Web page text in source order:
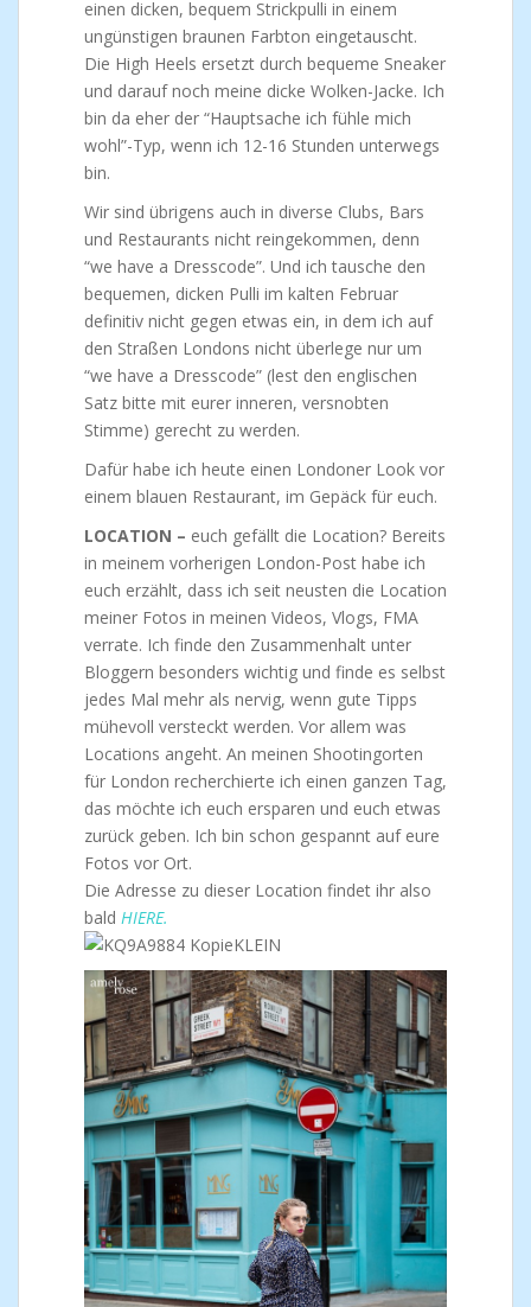
einen dicken, bequem Strickpulli in einem
ungünstigen braunen Farbton eingetauscht.
Die High Heels ersetzt durch bequeme Sneaker
und darauf noch meine dicke Wolken-Jacke. Ich
bin da eher der “Hauptsache ich fühle mich
wohl”-Typ, wenn ich 12-16 Stunden unterwegs
bin.
Wir sind übrigens auch in diverse Clubs, Bars
und Restaurants nicht reingekommen, denn
“we have a Dresscode”. Und ich tausche den
bequemen, dicken Pulli im kalten Februar
definitiv nicht gegen etwas ein, in dem ich auf
den Straßen Londons nicht überlege nur um
“we have a Dresscode” (lest den englischen
Satz bitte mit eurer inneren, versnobten
Stimme) gerecht zu werden.
Dafür habe ich heute einen Londoner Look vor
einem blauen Restaurant, im Gepäck für euch.
LOCATION – euch gefällt die Location? Bereits
in meinem vorherigen London-Post habe ich
euch erzählt, dass ich seit neusten die Location
meiner Fotos in meinen Videos, Vlogs, FMA
verrate. Ich finde den Zusammenhalt unter
Bloggern besonders wichtig und finde es selbst
jedes Mal mehr als nervig, wenn gute Tipps
mühevoll versteckt werden. Vor allem was
Locations angeht. An meinen Shootingorten
für London recherchierte ich einen ganzen Tag,
das möchte ich euch ersparen und euch etwas
zurück geben. Ich bin schon gespannt auf eure
Fotos vor Ort.
Die Adresse zu dieser Location findet ihr also
bald HIERE.